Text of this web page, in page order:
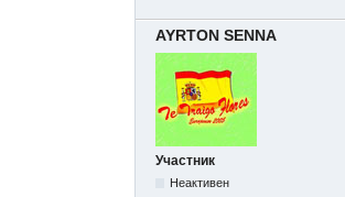
AYRTON SENNA
Участник
Неактивен